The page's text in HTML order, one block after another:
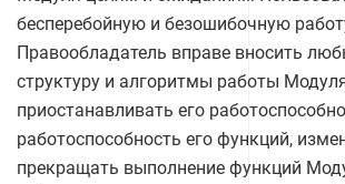
бесперебойную и безошибочную
Правообладатель вправе вносить
структуру и алгоритмы работы
приостанавливать его
работоспособность его функций,
прекращать выполнение функций